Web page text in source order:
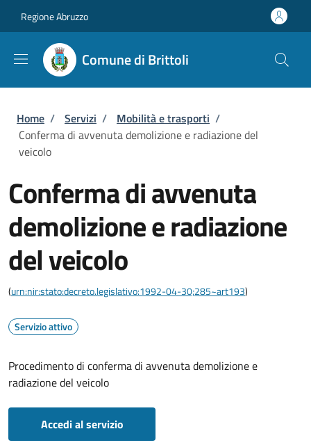
Regione Abruzzo
Comune di Brittoli
Briciole di pane
Home / Servizi / Mobilità e trasporti /
Conferma di avvenuta demolizione e radiazione del
veicolo
Conferma di avvenuta
demolizione e radiazione
del veicolo
(urn:nir:stato:decreto.legislativo:1992-04-30;285~art193)
Servizio attivo
Procedimento di conferma di avvenuta demolizione e
radiazione del veicolo
Accedi al servizio